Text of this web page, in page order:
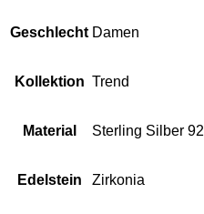
Geschlecht Damen
Kollektion Trend
Material Sterling Silber
Edelstein Zirkonia